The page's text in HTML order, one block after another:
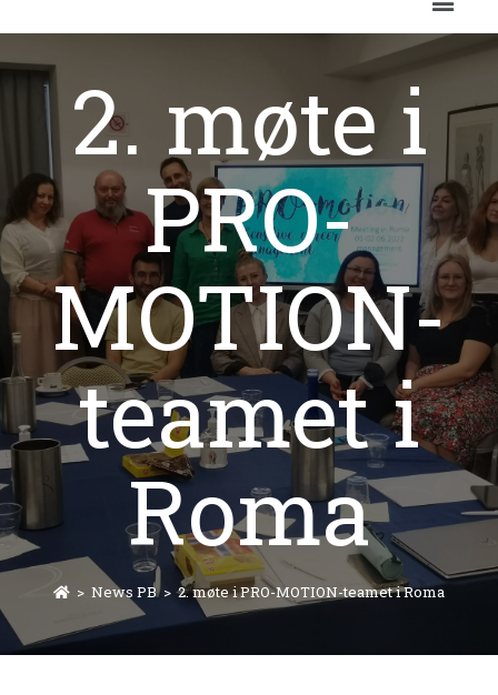
2. møte i
PRO-
MOTION-
teamet i
Roma
> News PB > 2. møte i PRO-MOTION-teamet i Roma